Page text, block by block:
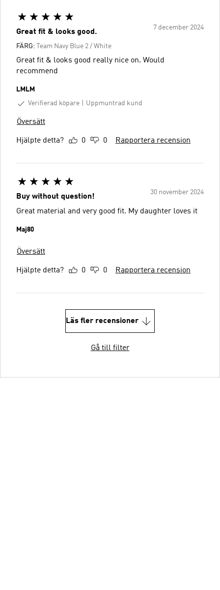
7 december 2024
Great fit & looks good.
FÄRG: Team Navy Blue 2 / White
Great fit & looks good really nice on. Would
recommend
LMLM
Verifierad köpare
Uppmuntrad kund
Översätt
Hjälpte detta? 0 0 Rapportera recension
30 november 2024
Buy without question!
Great material and very good fit. My daughter loves it
Maj80
Översätt
Hjälpte detta? 0 0 Rapportera recension
Läs fler recensioner
Gå till filter